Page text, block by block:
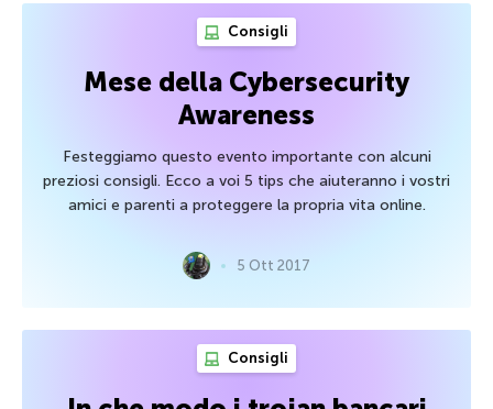
Consigli
Mese della Cybersecurity
Awareness
Festeggiamo questo evento importante con alcuni
preziosi consigli. Ecco a voi 5 tips che aiuteranno i vostri
amici e parenti a proteggere la propria vita online.
5 Ott 2017
Consigli